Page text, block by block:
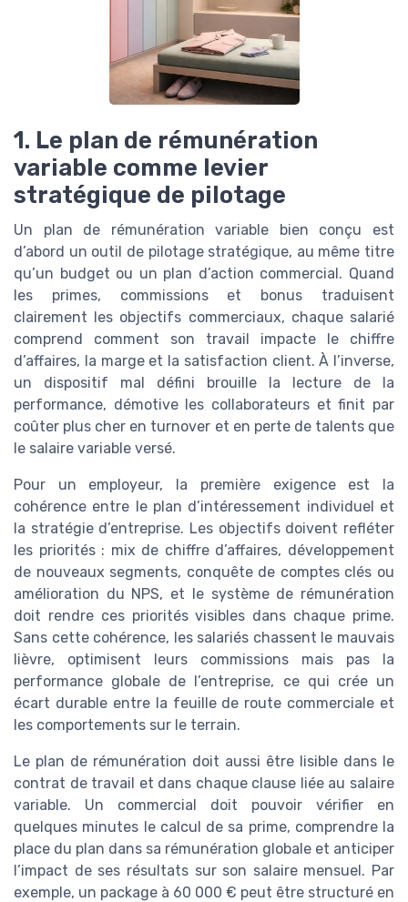
1. Le plan de rémunération
variable comme levier
stratégique de pilotage
Un plan de rémunération variable bien conçu est
d’abord un outil de pilotage stratégique, au même titre
qu’un budget ou un plan d’action commercial. Quand
les primes, commissions et bonus traduisent
clairement les objectifs commerciaux, chaque salarié
comprend comment son travail impacte le chiffre
d’affaires, la marge et la satisfaction client. À l’inverse,
un dispositif mal défini brouille la lecture de la
performance, démotive les collaborateurs et finit par
coûter plus cher en turnover et en perte de talents que
le salaire variable versé.
Pour un employeur, la première exigence est la
cohérence entre le plan d’intéressement individuel et
la stratégie d’entreprise. Les objectifs doivent refléter
les priorités : mix de chiffre d’affaires, développement
de nouveaux segments, conquête de comptes clés ou
amélioration du NPS, et le système de rémunération
doit rendre ces priorités visibles dans chaque prime.
Sans cette cohérence, les salariés chassent le mauvais
lièvre, optimisent leurs commissions mais pas la
performance globale de l’entreprise, ce qui crée un
écart durable entre la feuille de route commerciale et
les comportements sur le terrain.
Le plan de rémunération doit aussi être lisible dans le
contrat de travail et dans chaque clause liée au salaire
variable. Un commercial doit pouvoir vérifier en
quelques minutes le calcul de sa prime, comprendre la
place du plan dans sa rémunération globale et anticiper
l’impact de ses résultats sur son salaire mensuel. Par
exemple, un package à 60 000 € peut être structuré en